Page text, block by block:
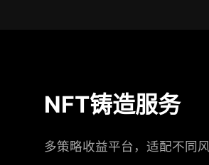
NFT铸造服务
多策略收益平台，适配不同